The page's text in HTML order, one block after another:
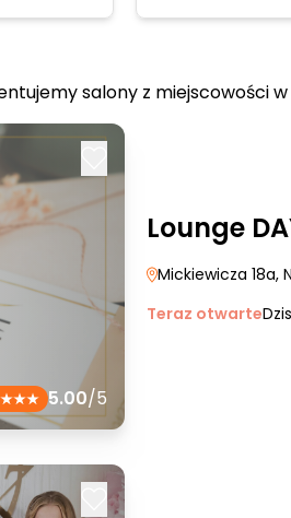
salony z miejscowości w
5.00/5
Lounge
Mickiewicza 18a,
Teraz otwarte